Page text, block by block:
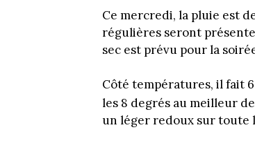
Ce mercredi, la pluie est
régulières seront
sec est prévu pour la
Côté températures, il fait
les 8 degrés au meilleur
un léger redoux sur toute